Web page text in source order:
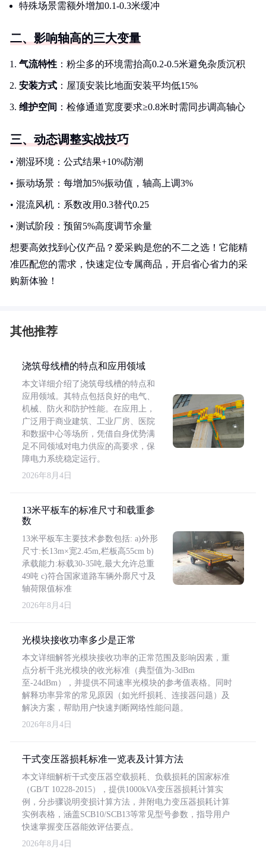
特殊场景需额外增加0.1-0.3米缓冲
二、影响轴高的三大变量
气流特性 ：粉尘多的环境需抬高0.2-0.5米避免杂质沉积
安装方式 ：屋顶安装比地面安装平均低15%
维护空间 ：检修通道宽度要求≥0.8米时需同步调高轴心
三、动态调整实战技巧
• 潮湿环境：公式结果+10%防潮
• 振动场景：每增加5%振动值，轴高上调3%
• 混流风机：系数改用0.3替代0.25
• 测试阶段：预留5%高度调节余量
想要高效找到心仪产品？爱采购是您的不二之选！它能精
准匹配您的需求，快速定位专属商品，开启省心省力的采
购新体验！
其他推荐
浇筑母线槽的特点和应用领域
本文详细介绍了浇筑母线槽的特点和
应用领域。其特点包括良好的电气、
机械、防火和防护性能。在应用上，
广泛用于商业建筑、工业厂房、医院
和数据中心等场所，凭借自身优势满
足不同领域对电力供应的高要求，保
障电力系统稳定运行。
2026年8月4日
13米平板车的标准尺寸和载重参
数
13米平板车主要技术参数包括: a)外形
尺寸:长13m×宽2.45m,栏板高55cm b)
承载能力:标载30-35吨,最大允许总重
49吨 c)符合国家道路车辆外廓尺寸及
轴荷限值标准
2026年8月4日
光模块接收功率多少是正常
本文详细解答光模块接收功率的正常范围及影响因素，重
点分析千兆光模块的收光标准（典型值为-3dBm
至-24dBm），并提供不同速率光模块的参考值表格。同时
解释功率异常的常见原因（如光纤损耗、连接器问题）及
解决方案，帮助用户快速判断网络性能问题。
2026年8月4日
干式变压器损耗标准一览表及计算方法
本文详细解析干式变压器空载损耗、负载损耗的国家标准
（GB/T 10228-2015），提供1000kVA变压器损耗计算实
例，分步骤说明变损计算方法，并附电力变压器损耗计算
实例表格，涵盖SCB10/SCB13等常见型号参数，指导用户
快速掌握变压器能效评估要点。
2026年8月4日